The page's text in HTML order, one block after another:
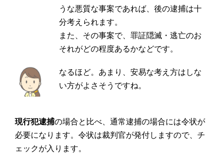
うな悪質な事案であれば、後の逮捕は十
分考えられます。
また、その事案で、罪証隠滅・逃亡のお
それがどの程度あるかなどです。
なるほど。あまり、安易な考え方はしな
い方がよさそうですね。
現行犯逮捕の場合と比べ、通常逮捕の場合には令状が
必要になります。令状は裁判官が発付しますので、チ
ェックが入ります。